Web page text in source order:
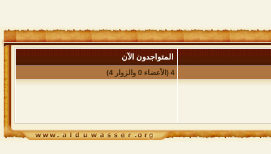
المتواجدون الآن
4 (الأعضاء 0 والزوار 4)